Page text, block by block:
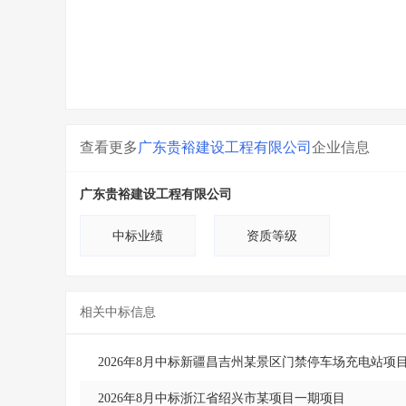
查看更多广东贵裕建设工程有限公司 企业信息
广东贵裕建设工程有限公司
中标业绩 资质等级
相关中标信息
2026年8月中标新疆昌吉州某景区门禁停车场充电站项
2026年8月中标浙江省绍兴市某项目一期项目